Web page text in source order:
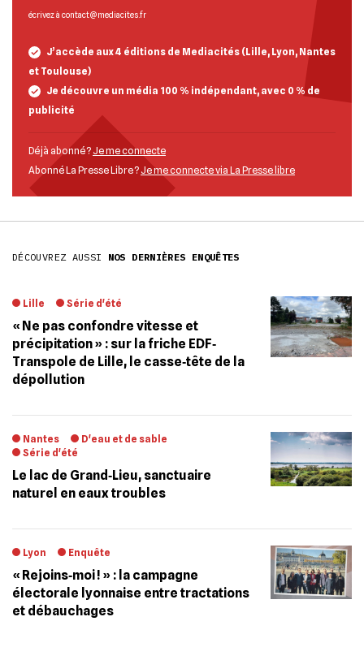
écrivez à contact@mediacites.fr
J’accède aux 4 éditions de Mediacités (Lille, Lyon, Nantes
et Toulouse)
Je découvre un média 100 % indépendant, avec 0 % de
publicité
Déjà abonné ? Je me connecte
Abonné La Presse Libre ? Je me connecte via La Presse libre
DÉCOUVREZ AUSSI NOS DERNIÈRES ENQUÊTES
Lille Série d'été
« Ne pas confondre vitesse et
précipitation » : sur la friche EDF‐
Transpole de Lille, le casse‐tête de la
dépollution
Nantes
D'eau et de sable
Série d'été
Le lac de Grand‐Lieu, sanctuaire
naturel en eaux troubles
Lyon Enquête
« Rejoins‐moi ! » : la campagne
électorale lyonnaise entre tractations
et débauchages